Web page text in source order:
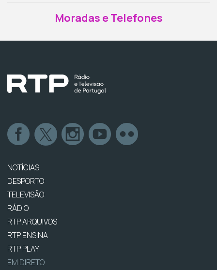
Moradas e Telefones
NOTÍCIAS
DESPORTO
TELEVISÃO
RÁDIO
RTP ARQUIVOS
RTP ENSINA
RTP PLAY
EM DIRETO